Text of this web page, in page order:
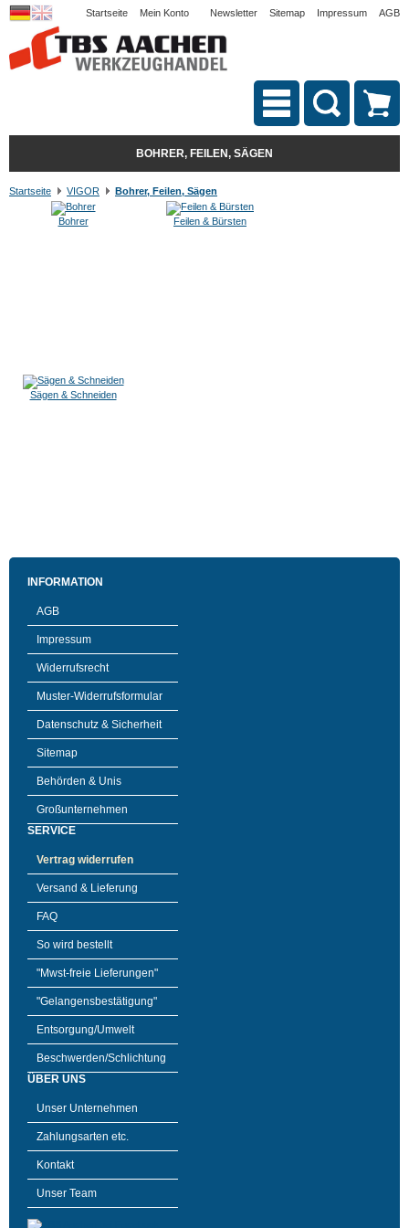
Startseite Mein Konto Newsletter Sitemap Impressum AGB
BOHRER, FEILEN, SÄGEN
Startseite VIGOR Bohrer, Feilen, Sägen
Bohrer Feilen & Bürsten
Sägen & Schneiden
INFORMATION
AGB
Impressum
Widerrufsrecht
Muster-Widerrufsformular
Datenschutz & Sicherheit
Sitemap
Behörden & Unis
Großunternehmen
SERVICE
Vertrag widerrufen
Versand & Lieferung
FAQ
So wird bestellt
"Mwst-freie Lieferungen"
"Gelangensbestätigung"
Entsorgung/Umwelt
Beschwerden/Schlichtung
ÜBER UNS
Unser Unternehmen
Zahlungsarten etc.
Kontakt
Unser Team